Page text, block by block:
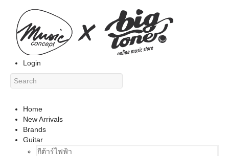
Login
Home
New Arrivals
Brands
Guitar
กีต้าร์ไฟฟ้า